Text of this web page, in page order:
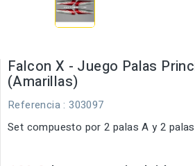
Falcon X - Juego Palas
(Amarillas)
Referencia : 303097
Set compuesto por 2 palas A y 2